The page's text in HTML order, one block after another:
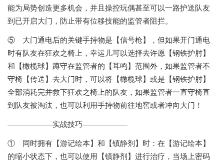
能为局势创造更多机会，并且操控玩偶甚至可以一路护送队友
到已开启大门，防止带有位移技能的监管者阻拦。
⑤ 大门通电后的关键手持物是【信号枪】，但如果开门通电
时有队友在狂欢之椅上，幸运儿可以选择去许愿【钢铁护肘】
和【橄榄球】蹲守在监管者的【耳鸣】范围外，如果监管者不
守椅【传送】去大门时，可以将【橄榄球】或是【钢铁护肘】
全部消耗完并救下狂欢之椅上的队友，如果监管者一直守椅直
到队友被淘汰，也可以利用手持物前往地窖或者冲向大门！
——————实战技巧——————
① 同时拥有【游记绘本】和【镇静剂】时：在【游记绘本】
的缩小状态下，也可以使用【镇静剂】进行治疗，当场上密码